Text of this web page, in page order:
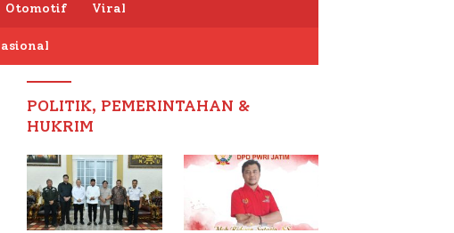
Otomotif Viral
POLITIK, PEMERINTAHAN &
HUKRIM